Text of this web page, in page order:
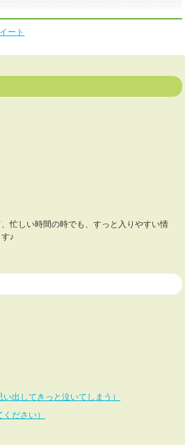
ート
忙しい時間の時でも、すっと入りやすい情
♪
出してきっと泣いてしまう）
ださい）